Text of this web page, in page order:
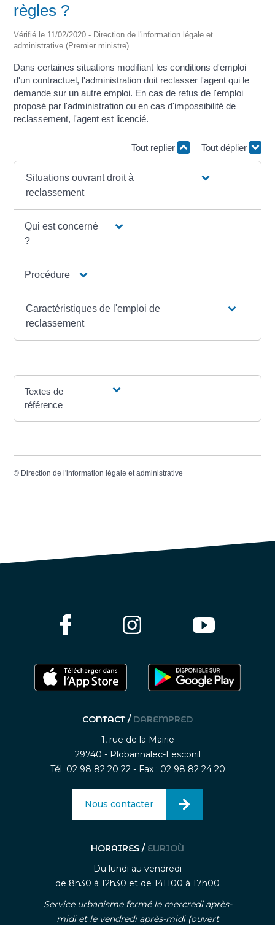
règles ?
Vérifié le 11/02/2020 - Direction de l'information légale et
administrative (Premier ministre)
Dans certaines situations modifiant les conditions d'emploi
d'un contractuel, l'administration doit reclasser l'agent qui le
demande sur un autre emploi. En cas de refus de l'emploi
proposé par l'administration ou en cas d'impossibilité de
reclassement, l'agent est licencié.
Tout replier Tout déplier
Situations ouvrant droit à
reclassement
Qui est concerné
?
Procédure
Caractéristiques de l'emploi de
reclassement
Textes de
référence
© Direction de l'information légale et administrative
CONTACT / DAREMPRED
1, rue de la Mairie
29740 - Plobannalec-Lesconil
Tél. 02 98 82 20 22 - Fax : 02 98 82 24 20
Nous contacter
HORAIRES / EURIOÙ
Du lundi au vendredi
de 8h30 à 12h30 et de 14H00 à 17h00
Service urbanisme fermé le mercredi après-
midi et le vendredi après-midi (ouvert